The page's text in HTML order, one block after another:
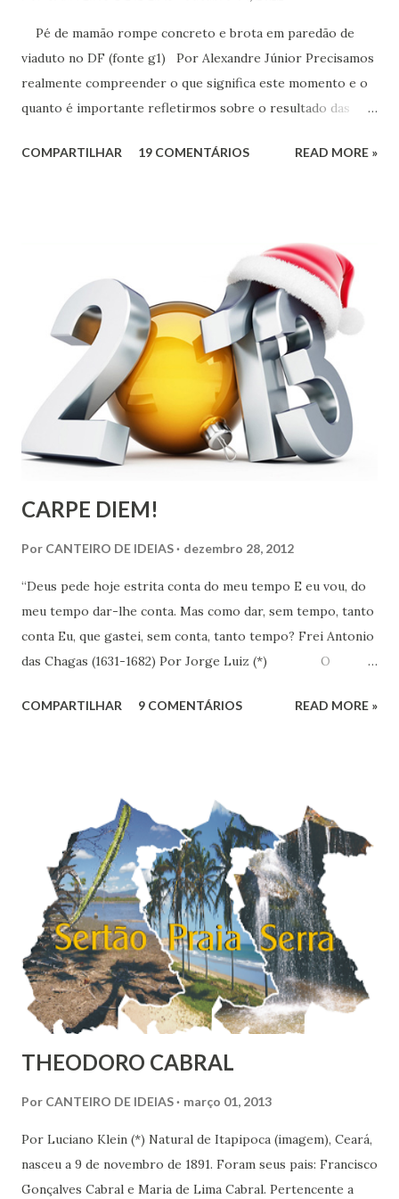
Pé de mamão rompe concreto e brota em paredão de
viaduto no DF (fonte g1) Por Alexandre Júnior Precisamos
realmente compreender o que significa este momento e o
quanto é importante refletirmos sobre o resultado das
esperançar! A História do Brasil é feita de invasão,
COMPARTILHAR 19 COMENTÁRIOS READ MORE »
CARPE DIEM!
Por CANTEIRO DE IDEIAS dezembro 28, 2012
“Deus pede hoje estrita conta do meu tempo E eu vou, do
meu tempo dar-lhe conta. Mas como dar, sem tempo, tanto
conta Eu, que gastei, sem conta, tanto tempo? Frei Antonio
das Chagas (1631-1682) Por Jorge Luiz (*) O
no dia 18 último, resultado de pesquisa que revela que em
uma felicidade média de 6,8 no Brasil em 2010. O
Nordeste é a região mais feliz do Brasil, com nota média de
7,38. Se fosse considerado um país, nós nordestinos
ficaríamos em 9º na classificação global, entre belgas e
finlandeses. Apesar de ser considerada a região mais rica
do Brasil, o Sudoeste foi con...
COMPARTILHAR 9 COMENTÁRIOS READ MORE »
THEODORO CABRAL
Por CANTEIRO DE IDEIAS março 01, 2013
Por Luciano Klein (*) Natural de Itapipoca (imagem), Ceará,
nasceu a 9 de novembro de 1891. Foram seus pais: Francisco
Gonçalves Cabral e Maria de Lima Cabral. Pertencente a